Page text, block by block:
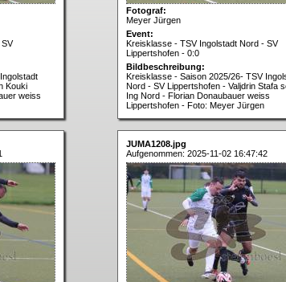
Kouki
weiss
Fotograf:
Meyer Jürgen
Event:
Kreisklasse - TSV Ingolstadt Nord - SV
Lippertshofen - 0:0
Bildbeschreibung:
Kreisklasse - Saison 2025/26- TSV
Nord - SV Lippertshofen - Valjdrin Stafa
Ing Nord - Florian Donaubauer weiss
Lippertshofen - Foto: Meyer Jürgen
JUMA1208.jpg
Aufgenommen: 2025-11-02 16:47:42